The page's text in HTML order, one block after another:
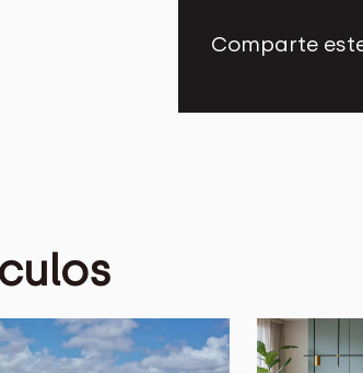
Comparte